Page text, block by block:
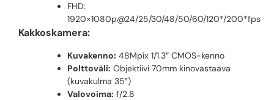
FHD:
1920×1080p@24/25/30/48/50/60/120*/200*fps
Kakkoskamera:
Kuvakenno: 48Mpix 1/1.3″ CMOS-kenno
Polttoväli: Objektiivi 70mm kinovastaava
(kuvakulma 35°)
Valovoima: f/2.8